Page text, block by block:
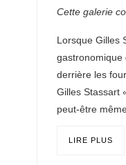
Cette galerie
Lorsque Gilles
gastronomique
derrière les
Gilles Stassart
peut-être
LIRE PLUS